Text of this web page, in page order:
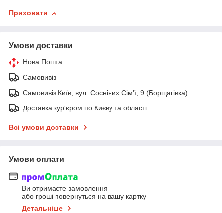
Приховати
Умови доставки
Нова Пошта
Самовивіз
Самовивіз Київ, вул. Сосніних Сім'ї, 9 (Борщагівка)
Доставка кур'єром по Києву та області
Всі умови доставки
Умови оплати
Ви отримаєте замовлення
або гроші повернуться на вашу картку
Детальніше